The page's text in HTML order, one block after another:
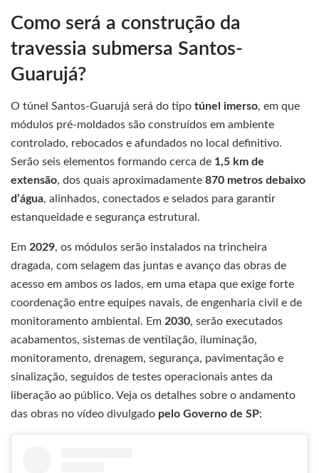
Como será a construção da
travessia submersa Santos-
Guarujá?
O túnel Santos-Guarujá será do tipo túnel imerso, em que
módulos pré-moldados são construídos em ambiente
controlado, rebocados e afundados no local definitivo.
Serão seis elementos formando cerca de 1,5 km de
extensão, dos quais aproximadamente 870 metros debaixo
d’água, alinhados, conectados e selados para garantir
estanqueidade e segurança estrutural.
Em 2029, os módulos serão instalados na trincheira
dragada, com selagem das juntas e avanço das obras de
acesso em ambos os lados, em uma etapa que exige forte
coordenação entre equipes navais, de engenharia civil e de
monitoramento ambiental. Em 2030, serão executados
acabamentos, sistemas de ventilação, iluminação,
monitoramento, drenagem, segurança, pavimentação e
sinalização, seguidos de testes operacionais antes da
liberação ao público. Veja os detalhes sobre o andamento
das obras no vídeo divulgado pelo Governo de SP: